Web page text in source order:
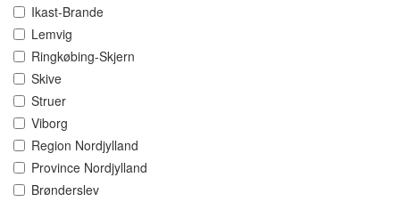
Ikast-Brande
Lemvig
Ringkøbing-Skjern
Skive
Struer
Viborg
Region Nordjylland
Province Nordjylland
Brønderslev